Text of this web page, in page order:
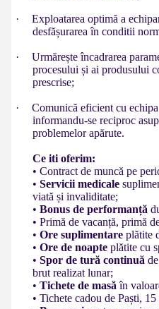
·
Exploatarea optimă a
desfășurarea în conditii
·
Urmărește încadrarea
procesului și ai produsului
prescrise;
·
Comunică eficient cu
informandu-se reciproc
problemelor apărute.
Ce iti oferim:
• Contract de muncă pe
• Servicii medicale
viată și invaliditate;
• Bonus de performanță
• Primă de vacanță, primă
• Ore suplimentare plătite
• Ore de noapte plătite cu
• Spor de tură continuă
brut realizat lunar;
• Tichete de masă în
• Tichete cadou de Paști,